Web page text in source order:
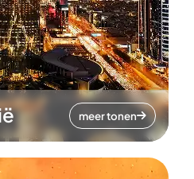
meer tonen